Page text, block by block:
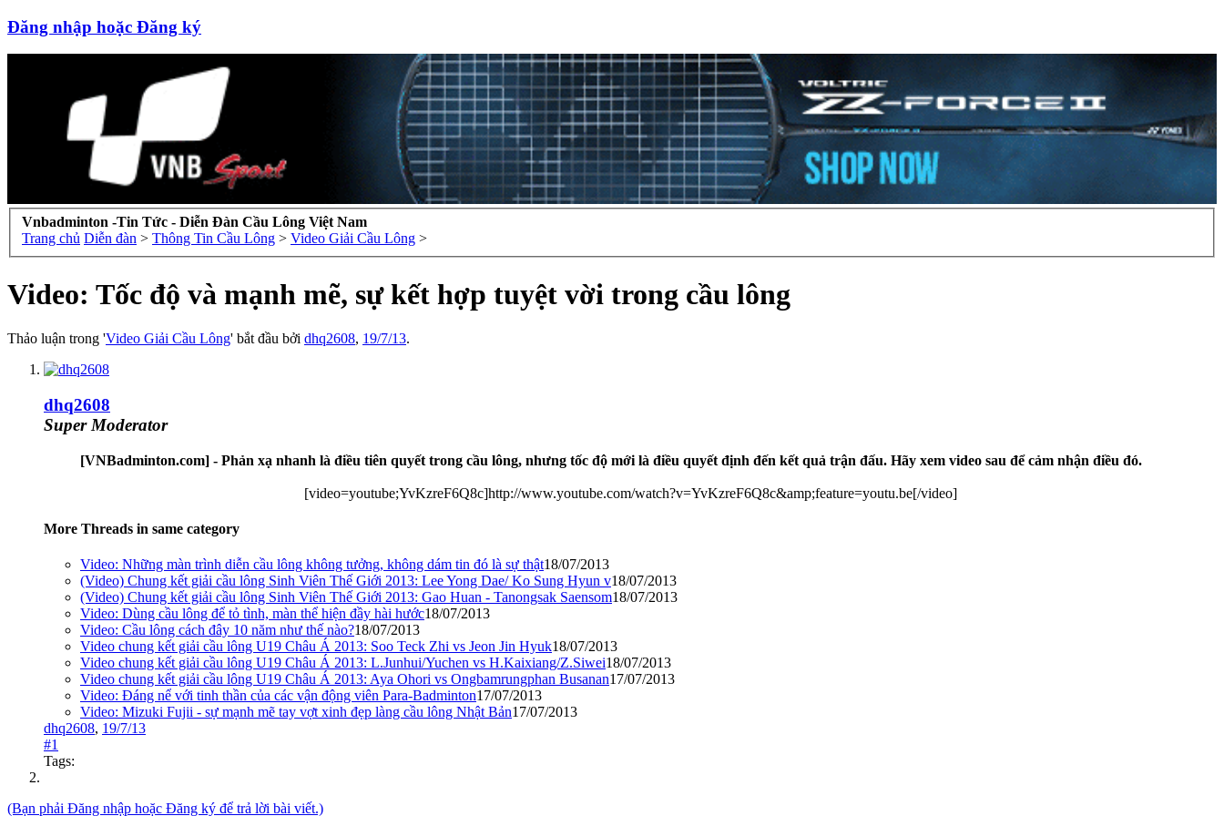
Đăng nhập hoặc Đăng ký
Vnbadminton -Tin Tức - Diễn Đàn Cầu Lông Việt Nam
Trang chủ Diễn đàn > Thông Tin Cầu Lông > Video Giải Cầu Lông >
Video: Tốc độ và mạnh mẽ, sự kết hợp tuyệt vời trong cầu lông
Thảo luận trong 'Video Giải Cầu Lông' bắt đầu bởi dhq2608, 19/7/13.
dhq2608
Super Moderator
[VNBadminton.com] - Phản xạ nhanh là điều tiên quyết trong cầu lông, nhưng tốc độ mới là điều quyết định đến kết quả trận đấu. Hãy xem video sau để cảm nhận điều đó.
[video=youtube;YvKzreF6Q8c]http://www.youtube.com/watch?v=YvKzreF6Q8c&amp;feature=youtu.be[/video]​
More Threads in same category
Video: Những màn trình diễn cầu lông không tưởng, không dám tin đó là sự thật18/07/2013
(Video) Chung kết giải cầu lông Sinh Viên Thế Giới 2013: Lee Yong Dae/ Ko Sung Hyun v18/07/2013
(Video) Chung kết giải cầu lông Sinh Viên Thế Giới 2013: Gao Huan - Tanongsak Saensom18/07/2013
Video: Dùng cầu lông để tỏ tình, màn thể hiện đầy hài hước18/07/2013
Video: Cầu lông cách đây 10 năm như thế nào?18/07/2013
Video chung kết giải cầu lông U19 Châu Á 2013: Soo Teck Zhi vs Jeon Jin Hyuk18/07/2013
Video chung kết giải cầu lông U19 Châu Á 2013: L.Junhui/Yuchen vs H.Kaixiang/Z.Siwei18/07/2013
Video chung kết giải cầu lông U19 Châu Á 2013: Aya Ohori vs Ongbamrungphan Busanan17/07/2013
Video: Đáng nể với tinh thần của các vận động viên Para-Badminton17/07/2013
Video: Mizuki Fujii - sự mạnh mẽ tay vợt xinh đẹp làng cầu lông Nhật Bản17/07/2013
dhq2608, 19/7/13
#1
Tags:
(Bạn phải Đăng nhập hoặc Đăng ký để trả lời bài viết.)